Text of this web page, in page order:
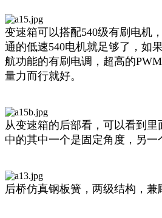
变速箱可以搭配540级有刷电机
通的低速540电机就足够了，如
航功能的有刷电调，超高的
量力而行就好。
从变速箱的后部看，可以看到
中的其中一个是固定角度，另一
后桥仿真钢板簧，两级结构，兼